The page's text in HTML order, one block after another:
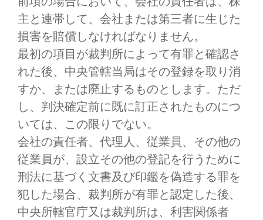
主と連帯して、会社または第三者に生じた
損害を賠償しなければなりません。
最初の項目が裁判所によって有罪と確認さ
れた後、中央管轄当局はその登録を取り消
すか、または廃止するものとします。ただ
し、判決確定前に既に訂正されたものにつ
いては、この限りでない。
会社の責任者、代理人、従業員、その他の
従業員が、設立その他の登記を行うために
刑法に基づく文書及び印鑑を偽造する罪を
犯した場合、裁判所が有罪と認定した後、
中央所轄官庁又は裁判所は、利害関係者